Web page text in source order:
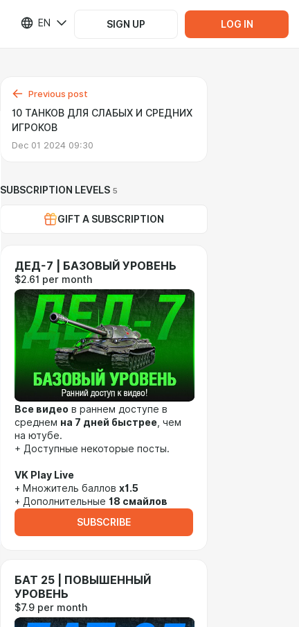
EN SIGN UP LOG IN
Previous post
10 ТАНКОВ ДЛЯ СЛАБЫХ И СРЕДНИХ
ИГРОКОВ
Dec 01 2024 09:30
SUBSCRIPTION LEVELS 5
GIFT A SUBSCRIPTION
ДЕД-7 | БАЗОВЫЙ УРОВЕНЬ
$2.61 per month
Все видео в раннем доступе в
среднем на 7 дней быстрее , чем
на ютубе.
+ Доступные некоторые посты.
VK Play Live
+ Множитель баллов x1.5
+ Дополнительные 18 смайлов
SUBSCRIBE
БАТ 25 | ПОВЫШЕННЫЙ
УРОВЕНЬ
$7.9 per month